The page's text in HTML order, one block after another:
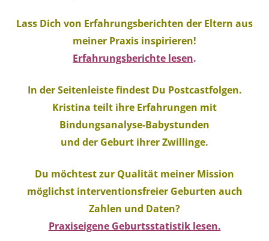
Lass Dich von Erfahrungsberichten der Eltern aus
meiner Praxis inspirieren!
Erfahrungsberichte lesen.
In der Seitenleiste findest Du Postcastfolgen.
Kristina teilt ihre Erfahrungen mit
Bindungsanalyse-Babystunden
und der Geburt ihrer Zwillinge.
Du möchtest zur Qualität meiner Mission
möglichst interventionsfreier Geburten auch
Zahlen und Daten?
Praxiseigene Geburtsstatistik lesen.